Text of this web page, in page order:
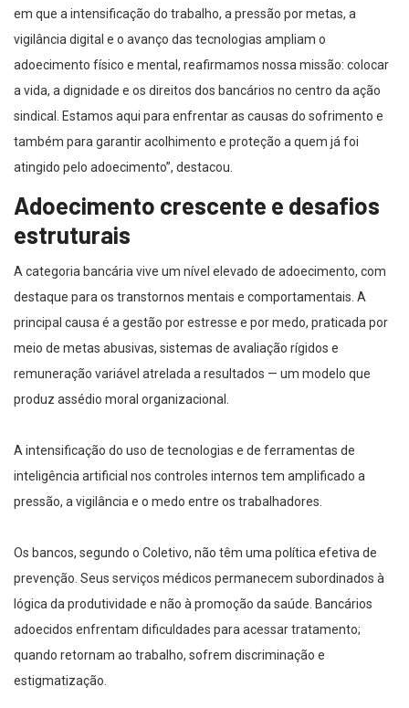
em que a intensificação do trabalho, a pressão por metas, a
vigilância digital e o avanço das tecnologias ampliam o
adoecimento físico e mental, reafirmamos nossa missão: colocar
a vida, a dignidade e os direitos dos bancários no centro da ação
sindical. Estamos aqui para enfrentar as causas do sofrimento e
também para garantir acolhimento e proteção a quem já foi
atingido pelo adoecimento”, destacou.
Adoecimento crescente e desafios
estruturais
A categoria bancária vive um nível elevado de adoecimento, com
destaque para os transtornos mentais e comportamentais. A
principal causa é a gestão por estresse e por medo, praticada por
meio de metas abusivas, sistemas de avaliação rígidos e
remuneração variável atrelada a resultados — um modelo que
produz assédio moral organizacional.
A intensificação do uso de tecnologias e de ferramentas de
inteligência artificial nos controles internos tem amplificado a
pressão, a vigilância e o medo entre os trabalhadores.
Os bancos, segundo o Coletivo, não têm uma política efetiva de
prevenção. Seus serviços médicos permanecem subordinados à
lógica da produtividade e não à promoção da saúde. Bancários
adoecidos enfrentam dificuldades para acessar tratamento;
quando retornam ao trabalho, sofrem discriminação e
estigmatização.